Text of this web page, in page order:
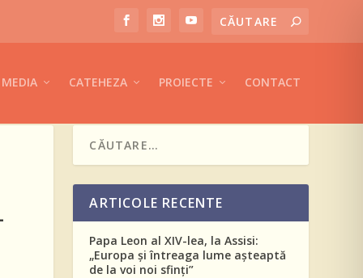
MEDIA CATEHEZA PROIECTE CONTACT
ARTICOLE RECENTE
Papa Leon al XIV-lea, la Assisi:
„Europa și întreaga lume așteaptă
de la voi noi sfinți”